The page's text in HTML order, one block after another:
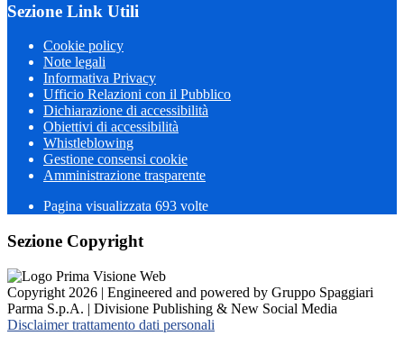
Sezione Link Utili
Cookie policy
Note legali
Informativa Privacy
Ufficio Relazioni con il Pubblico
Dichiarazione di accessibilità
Obiettivi di accessibilità
Whistleblowing
Gestione consensi cookie
Amministrazione trasparente
Pagina visualizzata 693 volte
Sezione Copyright
Copyright 2026 | Engineered and powered by Gruppo Spaggiari
Parma S.p.A. | Divisione Publishing & New Social Media
Disclaimer trattamento dati personali